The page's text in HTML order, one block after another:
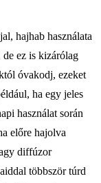
hajhab használata
de ez is kizárólag
óvakodj, ezeket
ha egy jeles
használat során
előre hajolva
diffúzor
többször túrd